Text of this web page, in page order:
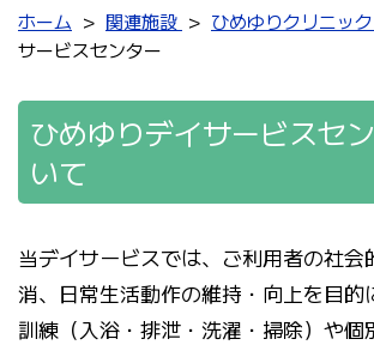
ホーム 関連施設 ひめゆりクリニック
サービスセンター
ひめゆりデイサービスセ
いて
当デイサービスでは、ご利用者の社会
消、日常生活動作の維持・向上を目的
訓練（入浴・排泄・洗濯・掃除）や個